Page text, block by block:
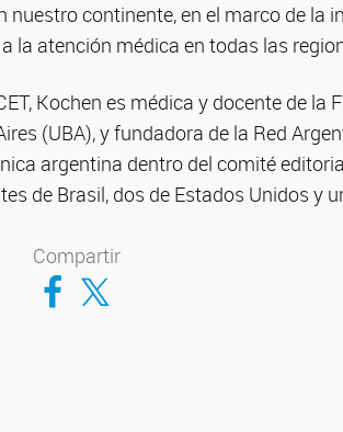
continente, en el marco de la
la atención médica en todas las
Kochen es médica y docente de la
(UBA), y fundadora de la Red
argentina dentro del comité
de Brasil, dos de Estados Unidos y
Compartir
Compartir en Facebook
Compartir en Twitter